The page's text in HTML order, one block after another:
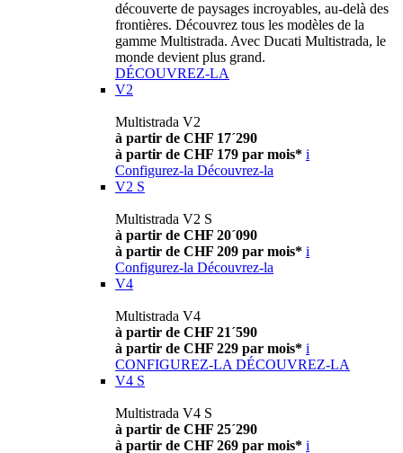
découverte de paysages incroyables, au-delà des
frontières. Découvrez tous les modèles de la
gamme Multistrada. Avec Ducati Multistrada, le
monde devient plus grand.
DÉCOUVREZ-LA
V2
Multistrada V2
à partir de CHF 17´290
à partir de CHF 179 par mois* i
Configurez-la Découvrez-la
V2 S
Multistrada V2 S
à partir de CHF 20´090
à partir de CHF 209 par mois* i
Configurez-la Découvrez-la
V4
Multistrada V4
à partir de CHF 21´590
à partir de CHF 229 par mois* i
CONFIGUREZ-LA DÉCOUVREZ-LA
V4 S
Multistrada V4 S
à partir de CHF 25´290
à partir de CHF 269 par mois* i